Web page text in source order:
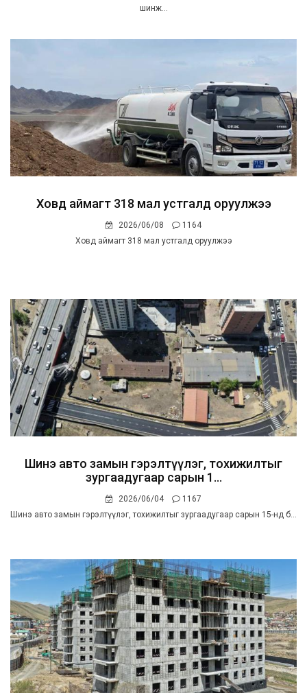
шинж...
Ховд аймагт 318 мал устгалд оруулжээ
2026/06/08
1164
Ховд аймагт 318 мал устгалд оруулжээ
Шинэ авто замын гэрэлтүүлэг, тохижилтыг
зургаадугаар сарын 1...
2026/06/04
1167
Шинэ авто замын гэрэлтүүлэг, тохижилтыг зургаадугаар сарын 15-нд б...